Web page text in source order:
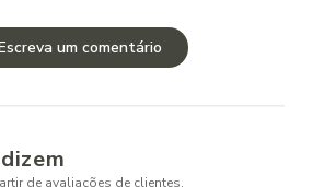
um comentário
de avaliações de clientes.